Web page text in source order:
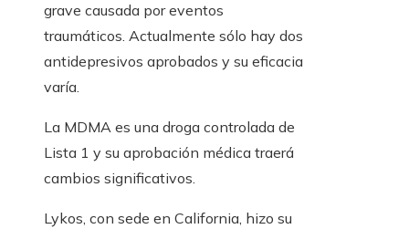
grave causada por eventos
traumáticos. Actualmente sólo hay dos
antidepresivos aprobados y su eficacia
varía.
La MDMA es una droga controlada de
Lista 1 y su aprobación médica traerá
cambios significativos.
Lykos, con sede en California, hizo su